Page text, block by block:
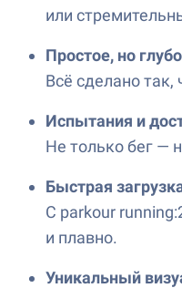
или
Простое, но
Всё сделано
Испытания и
Не только бег —
Быстрая
С parkour
и плавно.
Уникальный